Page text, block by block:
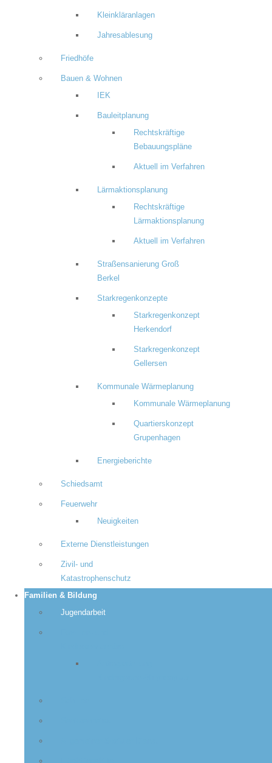
Kleinkläranlagen
Jahresablesung
Friedhöfe
Bauen & Wohnen
IEK
Bauleitplanung
Rechtskräftige
Bebauungspläne
Aktuell im Verfahren
Lärmaktionsplanung
Rechtskräftige
Lärmaktionsplanung
Aktuell im Verfahren
Straßensanierung Groß
Berkel
Starkregenkonzepte
Starkregenkonzept
Herkendorf
Starkregenkonzept
Gellersen
Kommunale Wärmeplanung
Kommunale Wärmeplanung
Quartierskonzept
Grupenhagen
Energieberichte
Schiedsamt
Feuerwehr
Neuigkeiten
Externe Dienstleistungen
Zivil- und
Katastrophenschutz
Familien & Bildung
Jugendarbeit